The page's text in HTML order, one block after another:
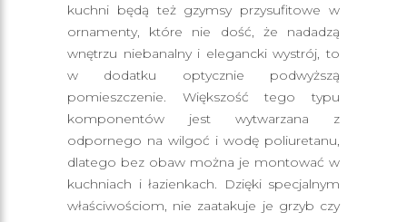
kuchni będą też gzymsy przysufitowe w
ornamenty, które nie dość, że nadadzą
wnętrzu niebanalny i elegancki wystrój, to
w dodatku optycznie podwyższą
pomieszczenie. Większość tego typu
komponentów jest wytwarzana z
odpornego na wilgoć i wodę poliuretanu,
dlatego bez obaw można je montować w
kuchniach i łazienkach. Dzięki specjalnym
właściwościom, nie zaatakuje je grzyb czy